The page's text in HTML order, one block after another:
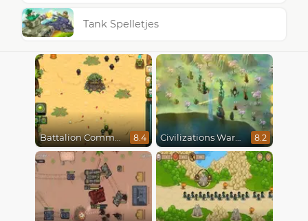
Tank Spelletjes
Battalion Commander 8.4 Civilizations Wars Master Edition 8.2